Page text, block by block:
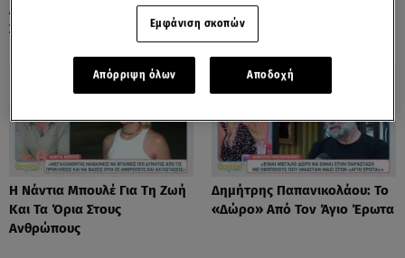
Λόλα Νταϊφά: Η Πιο Δύσκολη
Στιγμή Στην Καριέρα Της
Νόνη Δούνια: «Συνεχίζω Στο
Mega News»
Η Νάντια Μπουλέ Για Τη Ζωή
Και Τα Όρια Στους
Ανθρώπους
Δημήτρης Παπανικολάου: Το
«Δώρο» Από Τον Άγιο Έρωτα
Εμφάνιση σκοπών
Απόρριψη όλων Αποδοχή